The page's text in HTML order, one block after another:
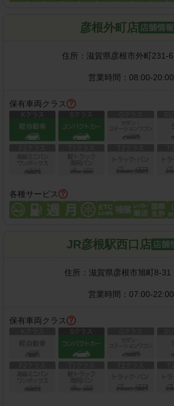
彦根外町店
住所： 滋賀県彦根市外町231-6
営業時間： 08:00-20:00
保有車両クラス
各種サービス
JR彦根駅西口店
住所： 滋賀県彦根市旭町8-31
営業時間： 07:00-22:00
保有車両クラス